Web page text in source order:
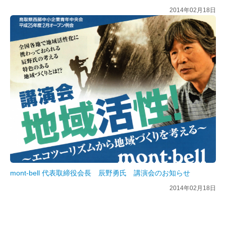
2014年02月18日
mont-bell 代表取締役会長 辰野勇氏 講演会のお知らせ
2014年02月18日